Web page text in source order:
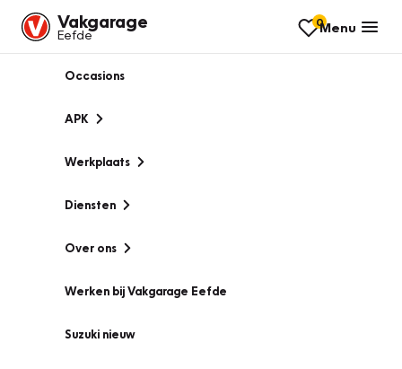
Vakgarage
Eefde
0Menu
Occasions
APK
Werkplaats
Diensten
Over ons
Werken bij Vakgarage Eefde
Suzuki nieuw